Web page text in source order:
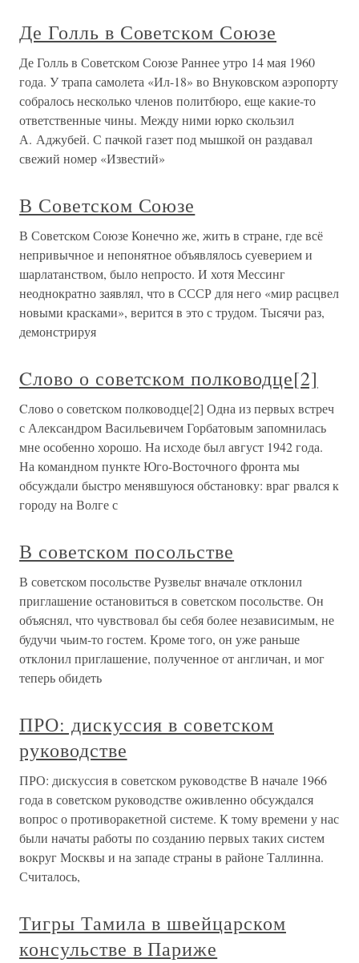
Де Голль в Советском Союзе
Де Голль в Советском Союзе Раннее утро 14 мая 1960
года. У трапа самолета «Ил-18» во Внуковском аэропорту
собралось несколько членов политбюро, еще какие-то
ответственные чины. Между ними юрко скользил
А. Аджубей. С пачкой газет под мышкой он раздавал
свежий номер «Известий»
В Советском Союзе
В Советском Союзе Конечно же, жить в стране, где всё
непривычное и непонятное объявлялось суеверием и
шарлатанством, было непросто. И хотя Мессинг
неоднократно заявлял, что в СССР для него «мир расцвел
новыми красками», верится в это с трудом. Тысячи раз,
демонстрируя
Cлово о советском полководце[2]
Cлово о советском полководце[2] Одна из первых встреч
с Александром Васильевичем Горбатовым запомнилась
мне особенно хорошо. На исходе был август 1942 года.
На командном пункте Юго-Восточного фронта мы
обсуждали быстро менявшуюся обстановку: враг рвался к
городу на Волге с
В советском посольстве
В советском посольстве Рузвельт вначале отклонил
приглашение остановиться в советском посольстве. Он
объяснял, что чувствовал бы себя более независимым, не
будучи чьим-то гостем. Кроме того, он уже раньше
отклонил приглашение, полученное от англичан, и мог
теперь обидеть
ПРО: дискуссия в советском
руководстве
ПРО: дискуссия в советском руководстве В начале 1966
года в советском руководстве оживленно обсуждался
вопрос о противоракетной системе. К тому времени у нас
были начаты работы по созданию первых таких систем
вокруг Москвы и на западе страны в районе Таллинна.
Считалось,
Тигры Тамила в швейцарском
консульстве в Париже